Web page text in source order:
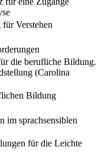
für Verstehen
die berufliche Bildung.
(Carolina
Bildung
im sprachsensiblen
für die Leichte